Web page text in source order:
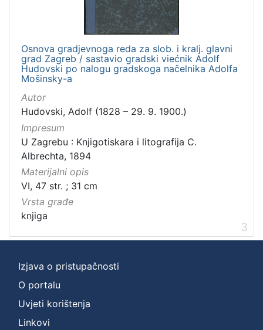
Osnova gradjevnoga reda za slob. i kralj. glavni
grad Zagreb / sastavio gradski viećnik Adolf
Hudovski po nalogu gradskoga načelnika Adolfa
Mošinsky-a
Autor
Hudovski, Adolf (1828 – 29. 9. 1900.)
Impresum
U Zagrebu : Knjigotiskara i litografija C.
Albrechta, 1894
Materijalni opis
VI, 47 str. ; 31 cm
Vrsta građe
knjiga
3
Izjava o pristupačnosti
O portalu
Uvjeti korištenja
Linkovi